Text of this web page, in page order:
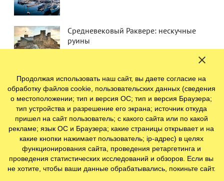
Средневековый Раквере: нескучные
руины
Продолжая использовать наш сайт, вы даете согласие на
обработку файлов cookie, пользовательских данных (сведения
о местоположении; тип и версия ОС; тип и версия Браузера;
тип устройства и разрешение его экрана; источник откуда
пришел на сайт пользователь; с какого сайта или по какой
рекламе; язык ОС и Браузера; какие страницы открывает и на
какие кнопки нажимает пользователь; ip-адрес) в целях
функционирования сайта, проведения ретаргетинга и
проведения статистических исследований и обзоров. Если вы
не хотите, чтобы ваши данные обрабатывались, покиньте сайт.